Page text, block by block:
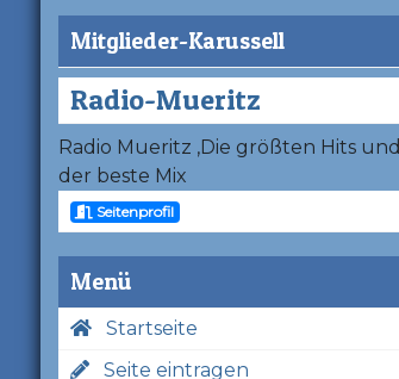
Mitglieder-Karussell
Radio-Mueritz
Radio Mueritz ,Die größten Hits und
der beste Mix
Seitenprofil
Menü
Startseite
Seite eintragen